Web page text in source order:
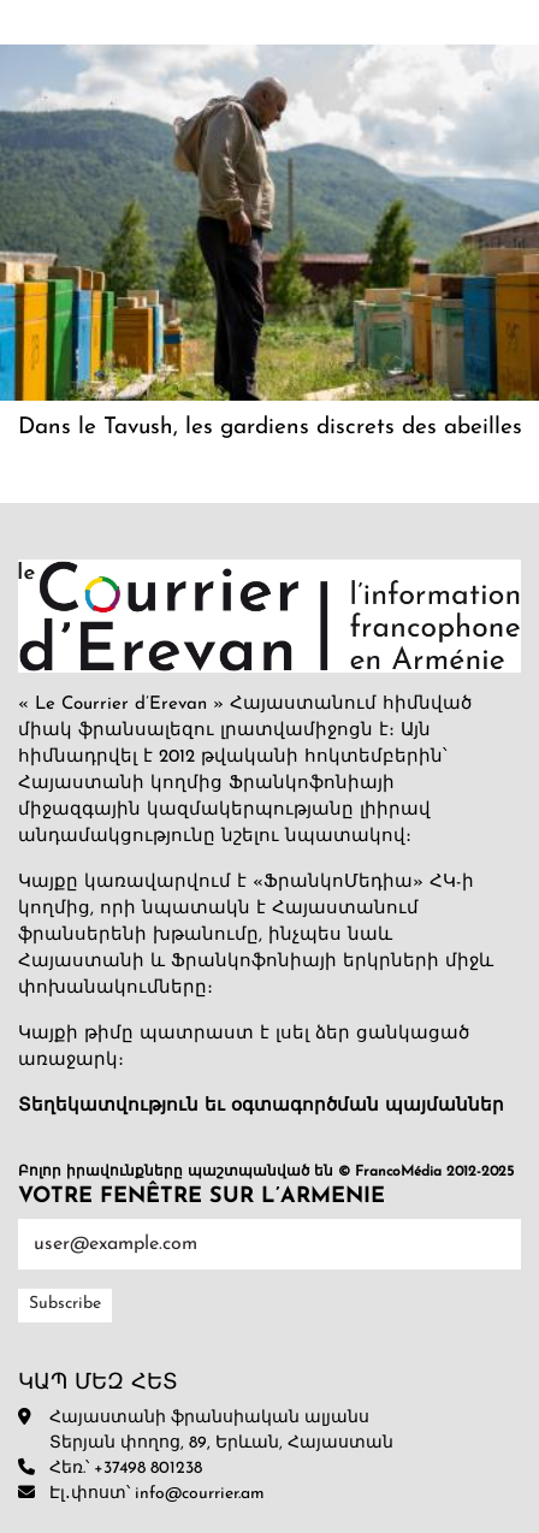
Dans le Tavush, les gardiens discrets des abeilles
« Le Courrier d’Erevan » Հայաստանում հիմնված
միակ ֆրանսալեզու լրատվամիջոցն է։ Այն
հիմնադրվել է 2012 թվականի հոկտեմբերին՝
Հայաստանի կողմից Ֆրանկոֆոնիայի
միջազգային կազմակերպությանը լիիրավ
անդամակցությունը նշելու նպատակով։
Կայքը կառավարվում է «ՖրանկոՄեդիա» ՀԿ-ի
կողմից, որի նպատակն է Հայաստանում
ֆրանսերենի խթանումը, ինչպես նաև
Հայաստանի և Ֆրանկոֆոնիայի երկրների միջև
փոխանակումները։
Կայքի թիմը պատրաստ է լսել ձեր ցանկացած
առաջարկ։
Տեղեկատվություն եւ օգտագործման պայմաններ
Բոլոր իրավունքները պաշտպանված են © FrancoMédia 2012-2025
VOTRE FENÊTRE SUR L’ARMENIE
ԿԱՊ ՄԵԶ ՀԵՏ
Հայաստանի ֆրանսիական ալյանս
Տերյան փողոց, 89, Երևան, Հայաստան
Հեռ.՝ +37498 801238
Էլ․փոստ՝ info@courrier.am